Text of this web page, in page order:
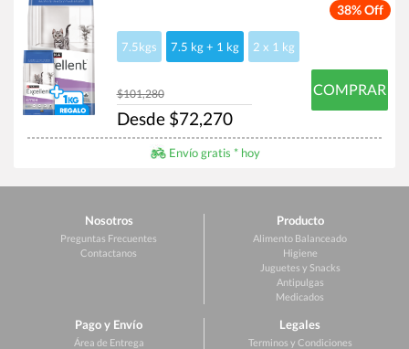
38% Off
7.5kgs 7.5 kg + 1 kg 2 x 1 kg
$101,280
Desde $72,270
COMPRAR
Envío gratis * hoy
Nosotros
Preguntas Frecuentes
Contactanos
Producto
Alimento Balanceado
Higiene
Juguetes y Snacks
Antipulgas
Medicados
Pago y Envío
Área de Entrega
Legales
Terminos y Condiciones